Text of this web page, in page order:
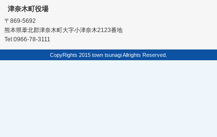
津奈木町役場
〒869-5692
熊本県葦北郡津奈木町大字小津奈木2123番地
Tel:0966-78-3111
CopyRights 2015 town tsunagi Allrights Reserved.